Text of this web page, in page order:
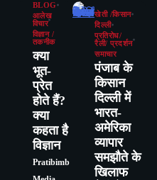
BLOG
आलेख
विचार
विज्ञान /
तकनीक
क्या
भूत-
प्रेत
होते हैं?
क्या
कहता है
विज्ञान
Pratibimb
खेती /किसान
दिल्ली
प्रतिरोध/
रैली/ प्रदर्शन
समाचार
पंजाब के
किसान
दिल्ली में
भारत-
अमेरिका
व्यापार
समझौते के
खिलाफ